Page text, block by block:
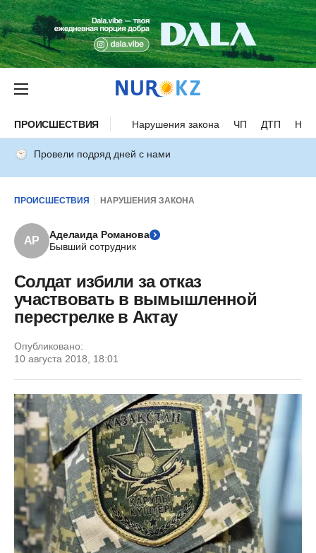
ПРОИСШЕСТВИЯ Нарушения закона ЧП ДТП
Провели подряд дней с нами
ПРОИСШЕСТВИЯ НАРУШЕНИЯ ЗАКОНА
АР
Аделаида Романова
Бывший сотрудник
Солдат избили за отказ
участвовать в вымышленной
перестрелке в Актау
Опубликовано:
10 августа 2018, 18:01